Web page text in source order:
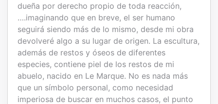
dueña por derecho propio de toda reacción,
….imaginando que en breve, el ser humano
seguirá siendo más de lo mismo, desde mi obra
devolveré algo a su lugar de origen. La escultura,
además de restos y óseos de diferentes
especies, contiene piel de los restos de mi
abuelo, nacido en Le Marque. No es nada más
que un símbolo personal, como necesidad
imperiosa de buscar en muchos casos, el punto